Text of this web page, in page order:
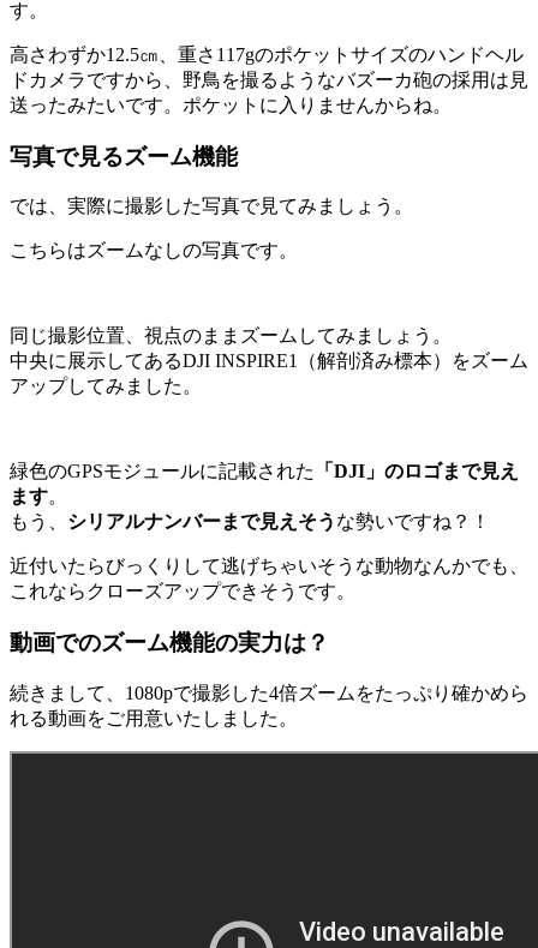
す。
高さわずか12.5㎝、重さ117gのポケットサイズのハンドヘル
ドカメラですから、野鳥を撮るようなバズーカ砲の採用は見
送ったみたいです。ポケットに入りませんからね。
写真で見るズーム機能
では、実際に撮影した写真で見てみましょう。
こちらはズームなしの写真です。
同じ撮影位置、視点のままズームしてみましょう。
中央に展示してあるDJI INSPIRE1（解剖済み標本）をズーム
アップしてみました。
緑色のGPSモジュールに記載された
「DJI」のロゴまで見え
ます。
もう、 シリアルナンバーまで見えそう な勢いですね？！
近付いたらびっくりして逃げちゃいそうな動物なんかでも、
これならクローズアップできそうです。
動画でのズーム機能の実力は？
続きまして、1080pで撮影した4倍ズームをたっぷり確かめら
れる動画をご用意いたしました。